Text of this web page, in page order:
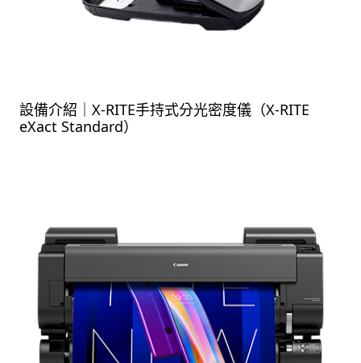
設備介紹｜X-RITE手持式分光密度儀（X-RITE
eXact Standard）